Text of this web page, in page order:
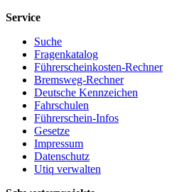
Service
Suche
Fragenkatalog
Führerscheinkosten-Rechner
Bremsweg-Rechner
Deutsche Kennzeichen
Fahrschulen
Führerschein-Infos
Gesetze
Impressum
Datenschutz
Utiq verwalten